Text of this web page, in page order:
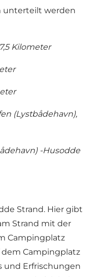
unterteilt werden
Kilometer
(Lystbådehavn),
-Husodde
Strand. Hier gibt
Strand mit der
Campingplatz
dem Campingplatz
und Erfrischungen